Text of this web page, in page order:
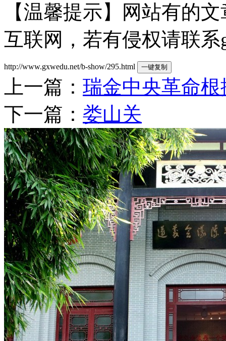
【温馨提示】网站有的
互联网，若有侵权请联系
http://www.gxwedu.net/b-show/295.html 一键复制
上一篇： 瑞金中央革命
下一篇： 娄山关